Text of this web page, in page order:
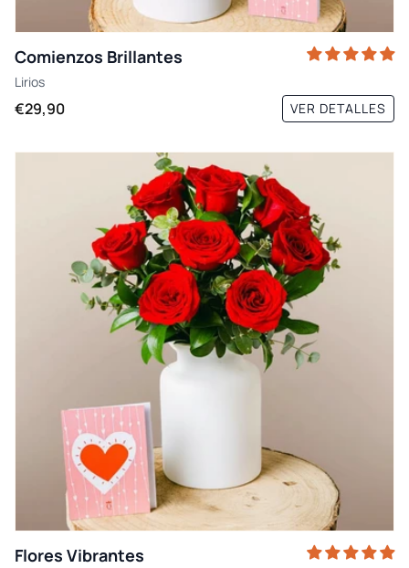
Comienzos Brillantes
Lirios
€29,90 VER DETALLES
Flores Vibrantes